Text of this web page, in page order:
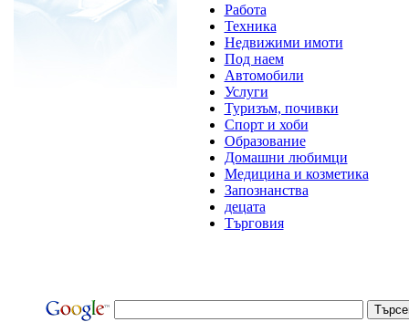
Работа
Техника
Недвижими имоти
Под наем
Автомобили
Услуги
Туризъм, почивки
Спорт и хоби
Образование
Домашни любимци
Медицина и козметика
Запознанства
децата
Търговия